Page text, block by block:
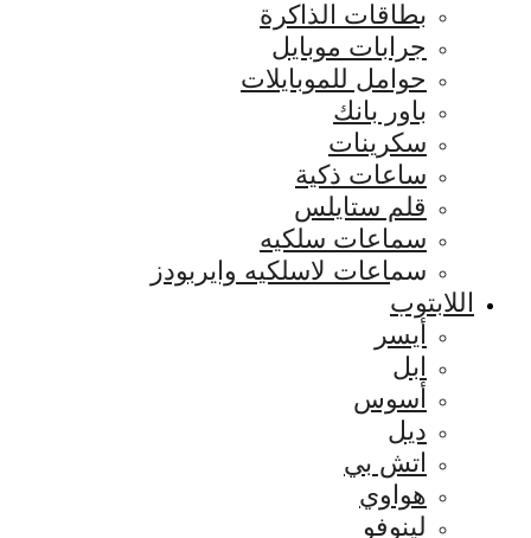
بطاقات الذاكرة
جرابات موبايل
حوامل للموبايلات
باور بانك
سكرينات
ساعات ذكية
قلم ستايلس
سماعات سلكيه
سماعات لاسلكيه وايربودز
اللابتوب
أيسر
ابل
أسوس
ديل
اتش بي
هواوي
لينوفو